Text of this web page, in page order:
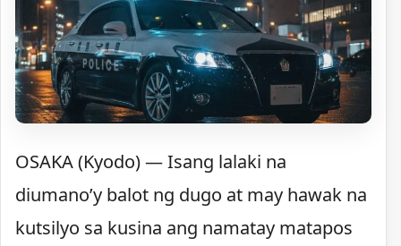
OSAKA (Kyodo) — Isang lalaki na
diumano’y balot ng dugo at may hawak na
kutsilyo sa kusina ang namatay matapos